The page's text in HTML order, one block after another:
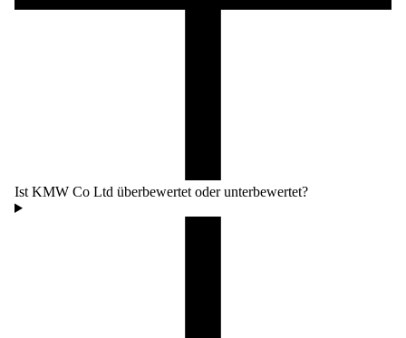
Ist KMW Co Ltd überbewertet oder unterbewertet?